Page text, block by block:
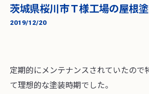
茨城県桜川市Ｔ様工場の屋根
2019/12/20
定期的にメンテナンスされていたので
て理想的な塗装時期でした。